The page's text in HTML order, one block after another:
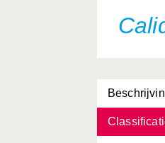
Calidris
Calidris